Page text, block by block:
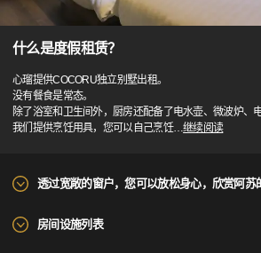
什么是度假租赁？
心瑠提供COCORU独立别墅出租。
没有餐食是常态。
除了浴室和卫生间外，厨房还配备了电水壶、微波炉、
我们提供烹饪用具，您可以自己烹饪…继续阅读
透过宽敞的窗户，您可以放松身心，欣赏阿苏
房间设施列表